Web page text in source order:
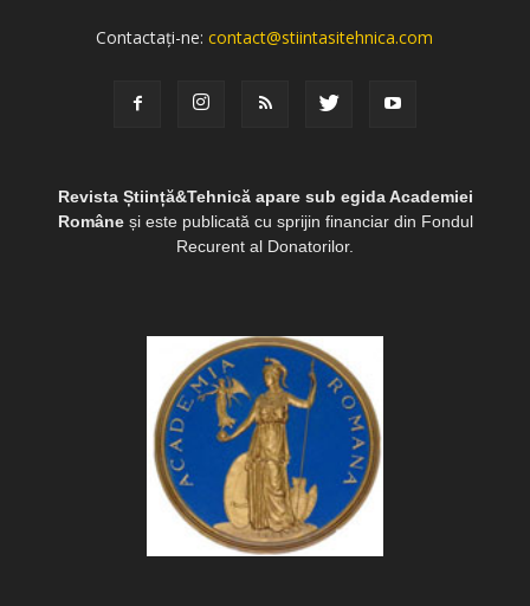
Contactați-ne:contact@stiintasitehnica.com
Revista Știință&Tehnică apare sub egida Academiei
Româneși este publicată cu sprijin financiar din Fondul
Recurent al Donatorilor.